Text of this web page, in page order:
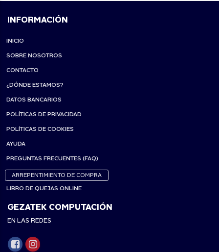
INFORMACIÓN
INICIO
SOBRE NOSOTROS
CONTACTO
¿DÓNDE ESTAMOS?
DATOS BANCARIOS
POLÍTICAS DE PRIVACIDAD
POLÍTICAS DE COOKIES
AYUDA
PREGUNTAS FRECUENTES (FAQ)
ARREPENTIMIENTO DE COMPRA
LIBRO DE QUEJAS ONLINE
GEZATEK COMPUTACIÓN
EN LAS REDES